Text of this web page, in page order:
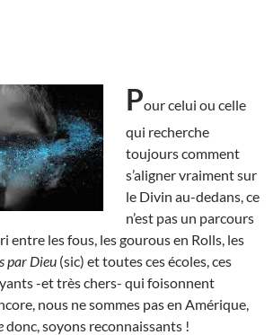
Pour celui ou celle
qui recherche
toujours comment
s’aligner vraiment sur
le Divin au-dedans, ce
n’est pas un parcours
entre les fous, les gourous en Rolls, les
par Dieu (sic) et toutes ces écoles, ces
-et très chers- qui foisonnent
nous ne sommes pas en Amérique,
donc, soyons reconnaissants !